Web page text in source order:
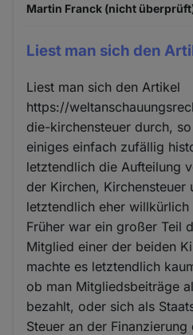
Martin Franck (nicht
Liest man sich den
Liest man sich den Artikel
https://
die-kirchensteuer durch,
einiges einfach zufällig
letztendlich die Aufteilung
der Kirchen, Kirchensteuer
letztendlich eher willkürlich
Früher war ein großer Teil
Mitglied einer der beiden
machte es letztendlich
ob man Mitgliedsbeiträge
bezahlt, oder sich als
Steuer an der